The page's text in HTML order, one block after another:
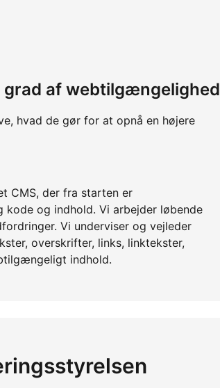
af webtilgængelighed
hvad de gør for at opnå en højere
CMS, der fra starten er
og indhold. Vi arbejder løbende
Vi underviser og vejleder
overskrifter, links, linktekster,
indhold.